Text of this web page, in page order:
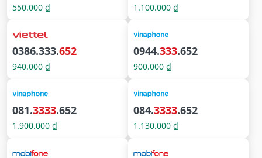
550.000 ₫ 1.100.000 ₫
0386.333.652
940.000 ₫
0944.333.652
900.000 ₫
081.3333.652
1.900.000 ₫
084.3333.652
1.130.000 ₫